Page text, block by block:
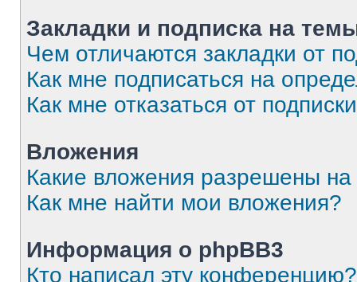
Закладки и подписка на
Чем отличаются закладки от
Как мне подписаться на
Как мне отказаться от
Вложения
Какие вложения разрешены
Как мне найти мои вложения?
Информация о phpBB3
Кто написал эту конференцию?